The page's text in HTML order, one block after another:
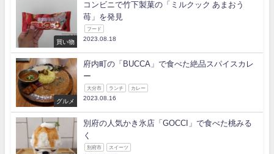
買い物
コンビニで竹下製菓の「ミルクック あまおう
苺」を発見
フード
2023.08.18
グルメ
府内町の「BUCCA」で食べた絶品スパイスカレ
ー
大分市 ランチ カレー
2023.08.16
別府の人気かき氷店「GOCCI」で食べた桃みる
く
別府市 スイーツ